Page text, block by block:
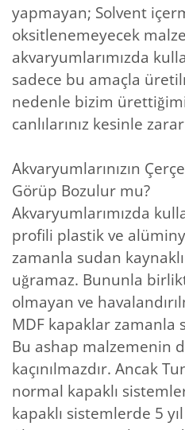
yapmayan; Solvent
oksitlenemeyecek
akvaryumlarımızda
sadece bu amaçla
nedenle bizim
canlılarınız kesinle
Akvaryumlarınızın
Görüp Bozulur mu?
Akvaryumlarımızda
profili plastik ve
zamanla sudan
uğramaz. Bununla
olmayan ve
MDF kapaklar
Bu ashap malzemenin
kaçınılmazdır. Ancak
normal kapaklı
kapaklı sistemlerde 5